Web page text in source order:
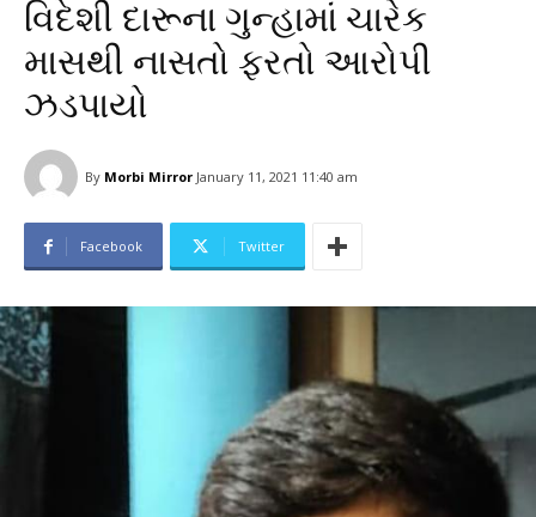
વિદેશી દારૂના ગુન્હામાં ચારેક
માસથી નાસતો ફરતો આરોપી
ઝડપાયો
By Morbi Mirror January 11, 2021 11:40 am
Facebook Twitter